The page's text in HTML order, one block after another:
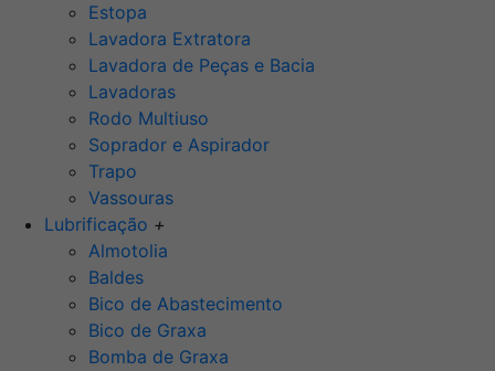
Estopa
Lavadora Extratora
Lavadora de Peças e Bacia
Lavadoras
Rodo Multiuso
Soprador e Aspirador
Trapo
Vassouras
Lubrificação +
Almotolia
Baldes
Bico de Abastecimento
Bico de Graxa
Bomba de Graxa